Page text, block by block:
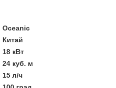
Oceanic
Китай
18 кВт
24 куб. м
15 л/ч